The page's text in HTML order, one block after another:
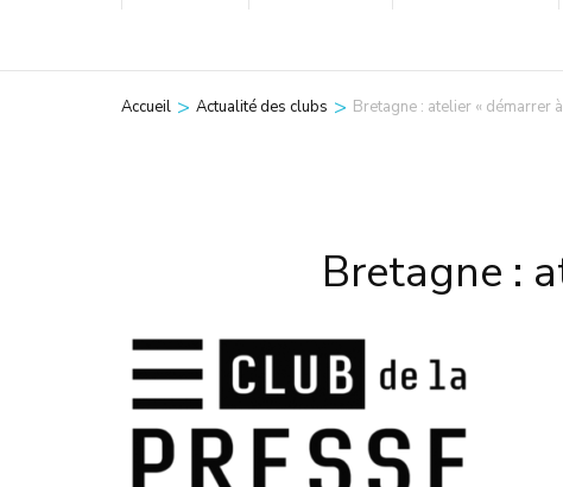
Accueil > Actualité des clubs > Bretagne : atelier « démarrer
Bretagne :